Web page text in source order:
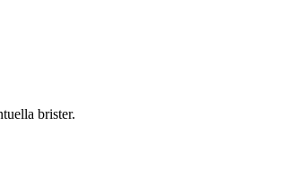
brister.